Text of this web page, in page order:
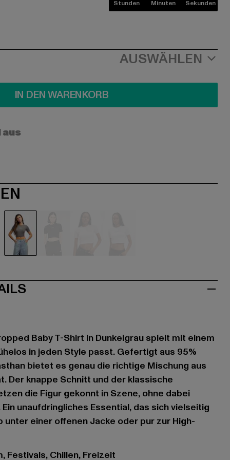
Stunden Minuten Sekunden
AUSWÄHLEN
IN DEN WARENKORB
Baby T-Shirt in Dunkelgrau spielt mit einem
in jeden Style passt. Gefertigt aus 95%
bietet es genau die richtige Mischung aus
Der knappe Schnitt und der klassische
die Figur gekonnt in Szene, ohne dabei
unaufdringliches Essential, das sich vielseitig
unter einer offenen Jacke oder pur zur High-
Festivals, Chillen, Freizeit